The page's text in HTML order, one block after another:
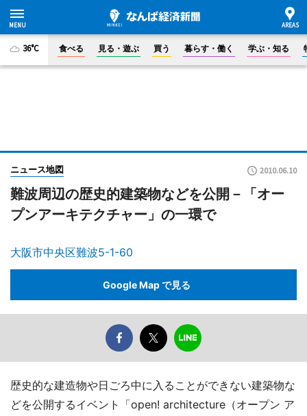
36°C 食べる 見る・遊ぶ 買う 暮らす・働く 学ぶ・知る
ニュース地図 2010.06.10
難波周辺の歴史的建築物などを公開－「オー
プンアーキテクチャー」の一環で
大阪市中央区難波5-1-60
Google Map で見る
歴史的な建造物や日ごろ中に入ることができない建築物な
どを公開するイベント「open! architecture（オープン ア